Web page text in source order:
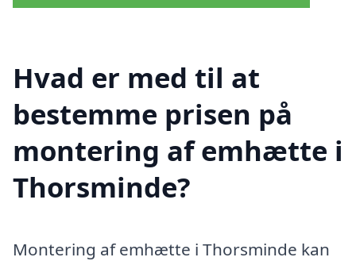
Hvad er med til at
bestemme prisen på
montering af emhætte i
Thorsminde?
Montering af emhætte i Thorsminde kan